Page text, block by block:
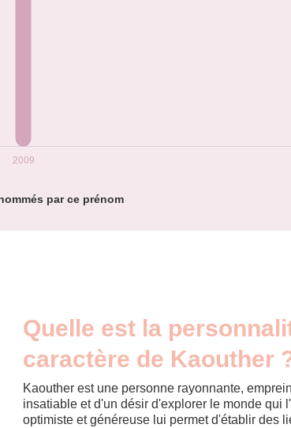
par ce prénom
Quelle est la
caractère de Kaouther
Kaouther est une personne rayonnante,
insatiable et d'un désir d'explorer le monde qui
optimiste et généreuse lui permet d'établir des